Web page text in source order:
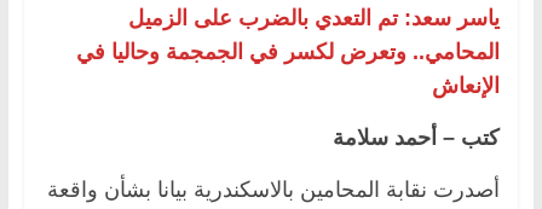
ياسر سعد: تم التعدي بالضرب على الزميل
المحامي.. وتعرض لكسر في الجمجمة وحاليا في
الإنعاش
كتب – أحمد سلامة
أصدرت نقابة المحامين بالاسكندرية بيانا بشأن واقعة